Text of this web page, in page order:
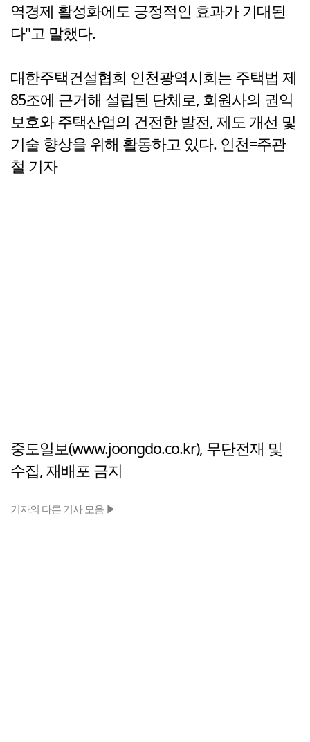
역경제 활성화에도 긍정적인 효과가 기대된
다"고 말했다.
대한주택건설협회 인천광역시회는 주택법 제
85조에 근거해 설립된 단체로, 회원사의 권익
보호와 주택산업의 건전한 발전, 제도 개선 및
기술 향상을 위해 활동하고 있다. 인천=주관
철 기자
중도일보(www.joongdo.co.kr), 무단전재 및
수집, 재배포 금지
기자의 다른 기사 모음 ▶